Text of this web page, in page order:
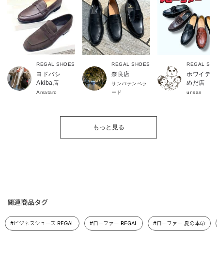
REGAL SHOES
ヨドバシ
Akiba店
Amataro
REGAL SHOES
奈良店
サンバテンペラ
ード
REGAL
ホワイテ
めだ店
unsan
もっと見る
関連商品タグ
#ビジネスシューズ REGAL #ローファー REGAL #ローファー 夏の本命